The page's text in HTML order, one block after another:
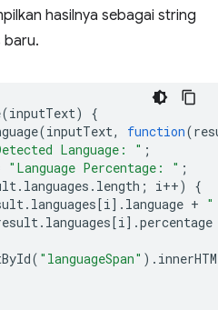
hasilnya sebagai string
baru.
(inputText)
{
(inputText, function(
Language: " ;
"Language Percentage: " ;
. languages . length ; i++)
{
. languages[i]. language +
. languages[i].percentage
( "languageSpan" ).